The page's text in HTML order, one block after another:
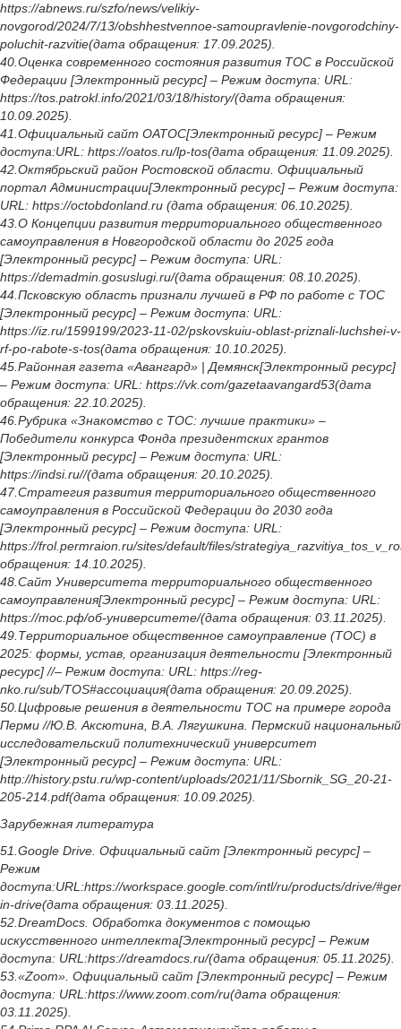
https://abnews.ru/szfo/news/velikiy-
novgorod/2024/7/13/obshhestvennoe-samoupravlenie-novgorodchiny-
poluchit-razvitie(дата обращения: 17.09.2025).
40.Оценка современного состояния развития ТОС в Российской
Федерации [Электронный ресурс] – Режим доступа: URL:
https://tos.patrokl.info/2021/03/18/history/(дата обращения:
10.09.2025).
41.Официальный сайт ОАТОС[Электронный ресурс] – Режим
доступа:URL: https://oatos.ru/lp-tos(дата обращения: 11.09.2025).
42.Октябрьский район Ростовской области. Официальный
портал Администрации[Электронный ресурс] – Режим доступа:
URL: https://octobdonland.ru (дата обращения: 06.10.2025).
43.О Концепции развития территориального общественного
самоуправления в Новгородской области до 2025 года
[Электронный ресурс] – Режим доступа: URL:
https://demadmin.gosuslugi.ru/(дата обращения: 08.10.2025).
44.Псковскую область признали лучшей в РФ по работе с ТОС
[Электронный ресурс] – Режим доступа: URL:
https://iz.ru/1599199/2023-11-02/pskovskuiu-oblast-priznali-luchshei-v-
rf-po-rabote-s-tos(дата обращения: 10.10.2025).
45.Районная газета «Авангард» | Демянск[Электронный ресурс]
– Режим доступа: URL: https://vk.com/gazetaavangard53(дата
обращения: 22.10.2025).
46.Рубрика «Знакомство с ТОС: лучшие практики» –
Победители конкурса Фонда президентских грантов
[Электронный ресурс] – Режим доступа: URL:
https://indsi.ru//(дата обращения: 20.10.2025).
47.Стратегия развития территориального общественного
самоуправления в Российской Федерации до 2030 года
[Электронный ресурс] – Режим доступа: URL:
https://frol.permraion.ru/sites/default/files/
обращения: 14.10.2025).
48.Сайт Университета территориального общественного
самоуправления[Электронный ресурс] – Режим доступа: URL:
https://тос.рф/об-университете/(дата обращения: 03.11.2025).
49.Территориальное общественное самоуправление (ТОС) в
2025: формы, устав, организация деятельности [Электронный
ресурс] //– Режим доступа: URL: https://reg-
nko.ru/sub/TOS#ассоциация(дата обращения: 20.09.2025).
50.Цифровые решения в деятельности ТОС на примере города
Перми //Ю.В. Аксютина, В.А. Лягушкина. Пермский национальный
исследовательский политехнический университет
[Электронный ресурс] – Режим доступа: URL:
http://history.pstu.ru/wp-content/uploads/2021/11/Sbornik_SG_20-21-
205-214.pdf(дата обращения: 10.09.2025).
Зарубежная литература
51.Google Drive. Официальный сайт [Электронный ресурс] –
Режим
доступа:URL:https://workspace.google.com/intl/ru/products/drive/
in-drive(дата обращения: 03.11.2025).
52.DreamDocs. Обработка документов с помощью
искусственного интеллекта[Электронный ресурс] – Режим
доступа: URL:https://dreamdocs.ru/(дата обращения: 05.11.2025).
53.«Zoom». Официальный сайт [Электронный ресурс] – Режим
доступа: URL:https://www.zoom.com/ru(дата обращения:
03.11.2025).